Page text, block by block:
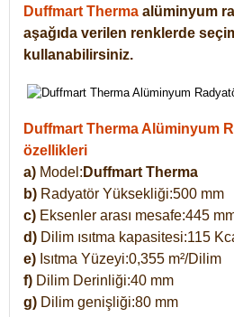
Duffmart Therma alüminyum
aşağıda verilen renklerde
kullanabilirsiniz.
Duffmart Therma Alüminyum
özellikleri
a) Model: Duffmart Therma
b) Radyatör Yüksekliği:500 mm
c) Eksenler arası mesafe:445
d) Dilim ısıtma kapasitesi:115
e) Isıtma Yüzeyi:0,355 m²/Dilim
f) Dilim Derinliği:40 mm
g) Dilim genişliği:80 mm